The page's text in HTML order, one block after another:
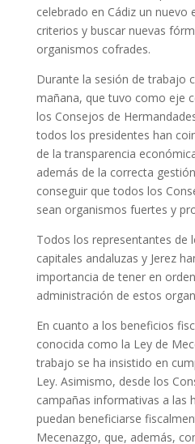
celebrado en Cádiz un nuevo
criterios y buscar nuevas
organismos cofrades.
Durante la sesión de trabajo
mañana, que tuvo como eje
los Consejos de
todos los presidentes han
de la transparencia
además de la correcta
conseguir que todos los
sean organismos fuertes y
Todos los representantes de
capitales andaluzas y Jerez
importancia de tener en
administración de estos
En cuanto a los beneficios
conocida como la Ley de
trabajo se ha insistido en
Ley. Asimismo, desde los
campañas informativas a las
puedan beneficiarse
Mecenazgo, que, además,